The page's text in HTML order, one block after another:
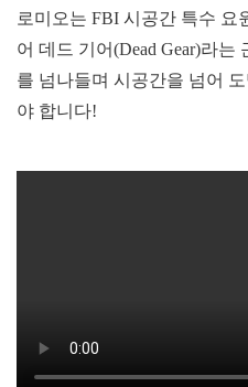
로미오는 FBI 시공간 특수 요
어 데드 기어(Dead Gear)라
를 넘나들며 시공간을 넘어
야 합니다!